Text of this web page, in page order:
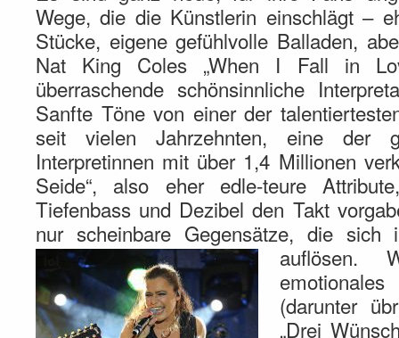
Wege, die die Künstlerin einschlägt –
Stücke, eigene gefühlvolle Balladen,
Nat King Coles „When I Fall in
überraschende schönsinnliche
Sanfte Töne von einer der
seit vielen Jahrzehnten, eine der
Interpretinnen mit über 1,4 Millionen
Seide“, also eher edle-teure
Tiefenbass und Dezibel den Takt
nur scheinbare Gegensätze, die
auflösen.
(darunter
„Drei